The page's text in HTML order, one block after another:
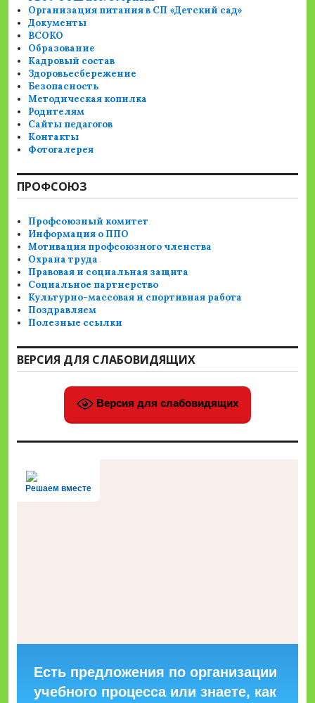
Организация питания в СП «Детский сад»
Документы
ВСОКО
Образование
Кадровый состав
Здоровьесбережение
Безопасность
Методическая копилка
Родителям
Сайты педагогов
Контакты
Фотогалерея
ПРОФСОЮЗ
Профсоюзный комитет
Информация о ППО
Мотивация профсоюзного членства
Охрана труда
Правовая и социальная защита
Социальное партнерство
Культурно-массовая и спортивная работа
Поздравляем
Полезные ссылки
ВЕРСИЯ ДЛЯ СЛАБОВИДЯЩИХ
Версия для слабовидящих
Решаем вместе
Есть предложения по организации
учебного процесса или знаете, как